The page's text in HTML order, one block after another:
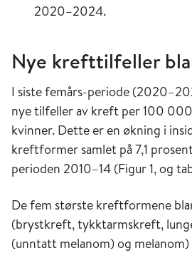
2020–2024.
Nye krefttilfeller
I siste femårs-periode
nye tilfeller av kreft per 100
kvinner. Dette er en økning i
kreftformer samlet på 7,1
perioden 2010–14 (Figur 1, og
De fem største kreftformene
(brystkreft, tykktarmskreft,
(unntatt melanom) og melanom)